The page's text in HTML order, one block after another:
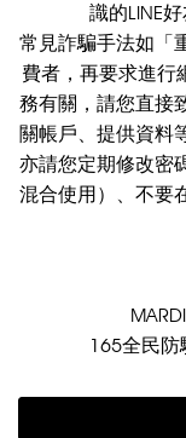
識的LINE
常見詐騙手法如「
費者，再要求進行
務有關，請您直接
關帳戶、提供資料
亦請您定期修改密
混合使用）、不要
165全民